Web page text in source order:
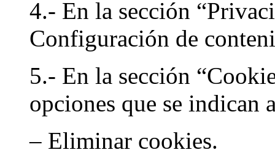
4.- En la sección
Configuración de
5.- En la sección
opciones que se indican
– Eliminar cookies.